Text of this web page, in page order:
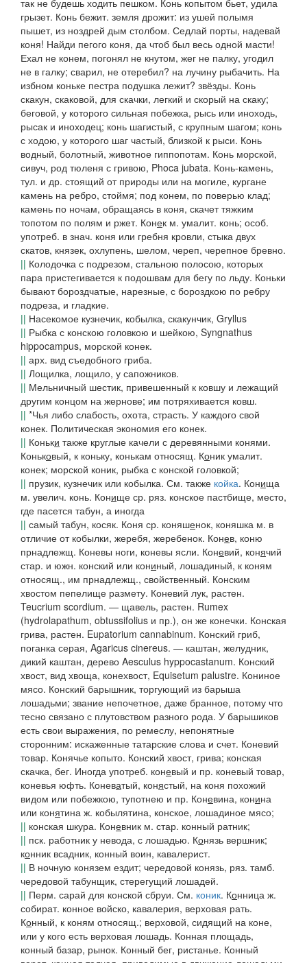
так не будешь ходить пешком. Конь копытом бьет, удила
грызет. Конь бежит. земля дрожит: из ушей полымя
пышет, из ноздрей дым столбом. Седлай порты, надевай
коня! Найди пегого коня, да чтоб был весь одной масти!
Ехал не конем, погонял не кнутом, жег не палку, угодил
не в галку; сварил, не отеребил? на лучину рыбачить. На
избном коньке пестра подушка лежит? звёзды. Конь
скакун, скаковой, для скачки, легкий и скорый на скаку;
беговой, у которого сильная побежка, рысь или иноходь,
рысак и иноходец; конь шагистый, с крупным шагом; конь
с ходою, у которого шаг частый, близкой к рыси. Конь
водный, болотный, животное гиппопотам. Конь морской,
сивуч, род тюленя с гривою, Phoca jubata. Конь-камень,
тул. и др. стоящий от природы или на могиле, кургане
камень на ребро, стоймя; под конем, по поверью клад;
камень по ночам, обращаясь в коня, скачет тяжким
топотом по полям и ржет. Конек м. умалит. конь; особ.
употреб. в знач. коня или гребня кровли, стыка двух
скатов, князек, охлупень, шелом, череп, черепное бревно.
|| Колодочка с подрезом, стальною полосою, которых
пара пристегивается к подошвам для бегу по льду. Коньки
бываютбороздчатые, нарезные, с бороздкою по ребру
подреза, и гладкие.
|| Насекомое кузнечик, кобылка, скакунчик, Gryllus
|| Рыбка с конскою головкою и шейкою, Syngnathus
hippocampus, морской конек.
|| арх. вид съедобного гриба.
|| Лощилка, лощило, у сапожников.
|| Мельничный шестик, привешенный к ковшу и лежащий
другим концом на жернове; им потряхивается ковш.
|| *Чья либо слабость, охота, страсть. У каждого свой
конек. Политическая экономия его конек.
|| Коньки также круглые качели с деревянными конями.
Коньковый, к коньку, конькам относящ. Коник умалит.
конек; морской коник, рыбка с конской головкой;
|| прузик, кузнечик или кобылка. См. также койка. Конища
м. увелич. конь. Конище ср. ряз. конское пастбище, место,
где пасется табун, а иногда
|| самый табун, косяк. Коня ср. коняшенок, коняшка м. в
отличие от кобылки, жеребя, жеребенок. Конев, коню
прнадлежщ. Коневы ноги, коневы ясли. Коневий, конячий
стар. и южн. конский или кониный, лошадиный, к коням
относящ., им прнадлежщ., свойственный. Конским
хвостом пепелище размету. Коневий лук, растен.
Teucrium scordium. — щавель, растен. Rumex
(hydrolapathum, obtussifolius и пр.), он же конечки. Конская
грива, растен. Eupatorium cannabinum. Конский гриб,
поганка серая, Agaricus cinereus. — каштан, желудник,
дикий каштан, дерево Aesculus hyppocastanum. Конский
хвост, вид хвоща, конехвост, Equisetum palustre. Кониное
мясо. Конский барышник, торгующий из барыша
лошадьми; звание непочетное, даже бранное, потому что
тесно связано с плутовством разного рода. У барышиков
есть свои выражения, по ремеслу, непонятные
сторонним: искаженные татарские слова и счет. Коневий
товар. Конячье копыто. Конский хвост, грива; конская
скачка, бег. Иногда употреб. коневый и пр. коневый товар,
коневья юфть. Коневатый, конястый, на коня похожий
видом или побежкою, тупотнею и пр. Коневина, конина
или конятина ж. кобылятина, конское, лошадиное мясо;
|| конская шкура. Коневник м. стар. конный ратник;
|| пск. работник у невода, с лошадью. Конязь вершник;
конник всадник, конный воин, кавалерист.
|| В ночную конязем ездит; чередовой конязь, ряз. тамб.
чередовой табунщик, стерегущий лошадей.
|| Перм. сарай для конской сбруи. См. коник. Конница ж.
собират. конное войско, кавалерия, верховая рать.
Конный, к коням относящ.; верховой, сидящий на коне,
или у кого есть верховая лошадь. Конная площадь,
конный базар, рынок. Конный бег, ристанье. Конный